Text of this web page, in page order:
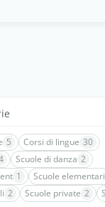
5 Corsi di lingue 30
Scuole di danza 2
1 Scuole elementari
2 Scuole private 2